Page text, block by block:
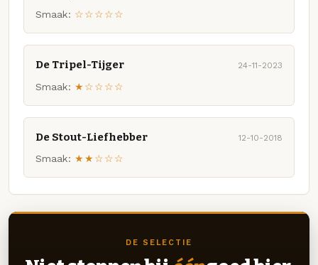
Smaak: ☆☆☆☆☆
De Tripel-Tijger 24-11-2023
Smaak: ★☆☆☆☆
De Stout-Liefhebber 12-10-2018
Smaak: ★★☆☆☆
DE SELECTIE